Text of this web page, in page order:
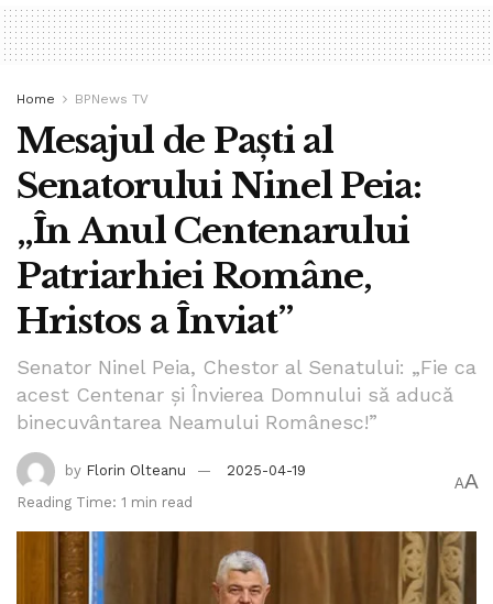
Home BPNews TV
Mesajul de Paști al
Senatorului Ninel Peia:
„În Anul Centenarului
Patriarhiei Române,
Hristos a Înviat”
Senator Ninel Peia, Chestor al Senatului: „Fie ca
acest Centenar și Învierea Domnului să aducă
binecuvântarea Neamului Românesc!”
by Florin Olteanu
2025-04-19
Reading Time: 1 min read
AA